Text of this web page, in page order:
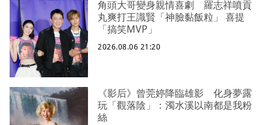
角頭大哥變身親情喜劇 羅志祥噴貢
丸爽打王識賢「神臉黏飯粒」 喜提
「搞笑MVP」
2026.08.06 21:20
《影后》曾莞婷降臨雄影 化身夢露
玩「觀落陰」：濁水溪以南都是我粉
絲